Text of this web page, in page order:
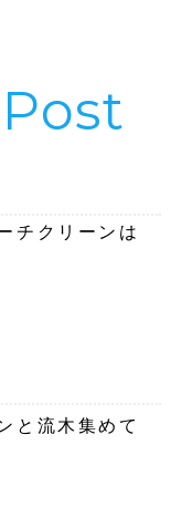
チクリーンは
と流木集めて